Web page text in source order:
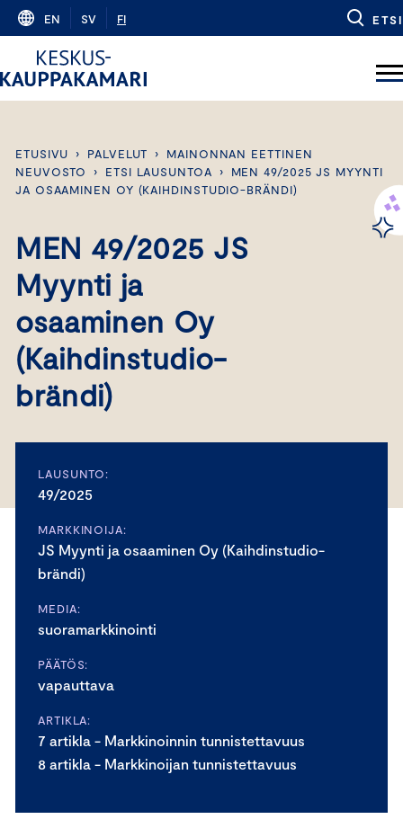
Skip
content
EN SV FI ETSI
ETUSIVU › PALVELUT ›
MAINONNAN EETTINEN
NEUVOSTO
› ETSI LAUSUNTOA ›
MEN 49/2025 JS MYYNTI
JA OSAAMINEN OY (KAIHDINSTUDIO-BRÄNDI)
MEN 49/2025 JS
Myynti ja
osaaminen Oy
(Kaihdinstudio-
brändi)
LAUSUNTO:
49/2025
MARKKINOIJA:
JS Myynti ja osaaminen Oy (Kaihdinstudio-
brändi)
MEDIA:
suoramarkkinointi
PÄÄTÖS:
vapauttava
ARTIKLA:
7 artikla - Markkinoinnin tunnistettavuus
8 artikla - Markkinoijan tunnistettavuus